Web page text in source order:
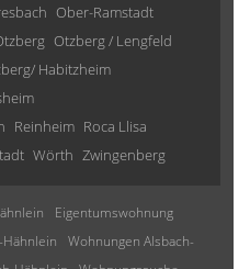
Ober-Ramstadt
Otzberg / Lengfeld
Habitzheim
Reinheim Roca Llisa
Wörth Zwingenberg
Eigentumswohnung
Wohnungen Alsbach-